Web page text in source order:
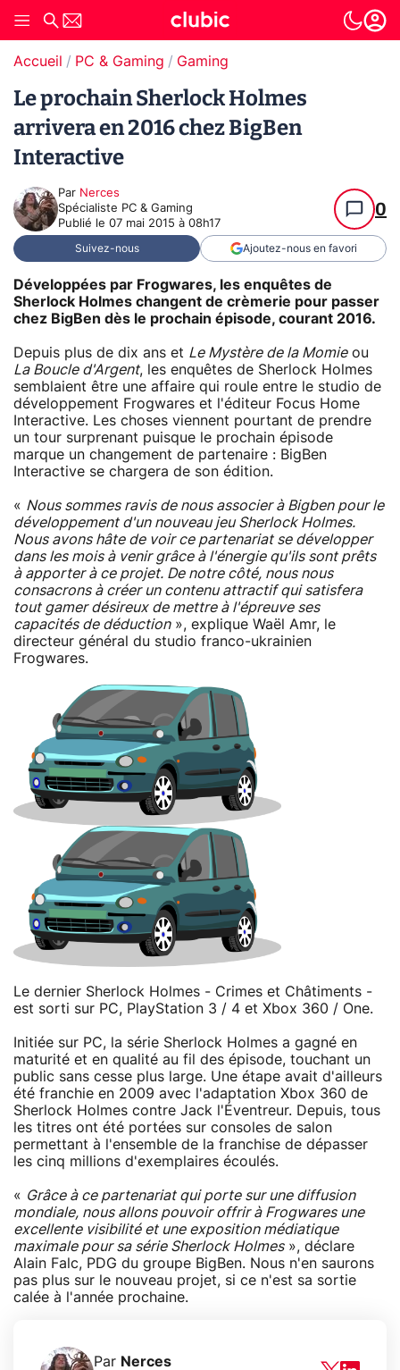
Accueil PC & Gaming Gaming
Le prochain Sherlock Holmes
arrivera en 2016 chez BigBen
Interactive
Par Nerces
Spécialiste PC & Gaming
Publié le 07 mai 2015 à 08h17
0
Suivez-nous Ajoutez-nous en favori
Développées par Frogwares, les enquêtes de
Sherlock Holmes changent de crèmerie pour passer
chez BigBen dès le prochain épisode, courant 2016.
Depuis plus de dix ans et Le Mystère de la Momieou
La Boucle d'Argent, les enquêtes de Sherlock Holmes
semblaient être une affaire qui roule entre le studio de
développement Frogwares et l'éditeur Focus Home
Interactive. Les choses viennent pourtant de prendre
un tour surprenant puisque le prochain épisode
marque un changement de partenaire : BigBen
Interactive se chargera de son édition.
« Nous sommes ravis de nous associer à Bigben pour le
développement d'un nouveau jeu Sherlock Holmes.
Nous avons hâte de voir ce partenariat se développer
dans les mois à venir grâce à l'énergie qu'ils sont prêts
à apporter à ce projet. De notre côté, nous nous
consacrons à créer un contenu attractif qui satisfera
tout gamer désireux de mettre à l'épreuve ses
capacités de déduction», explique Waël Amr, le
directeur général du studio franco-ukrainien
Frogwares.
Le dernier Sherlock Holmes - Crimes et Châtiments -
est sorti sur PC, PlayStation 3 / 4 et Xbox 360 / One.
Initiée sur PC, la série Sherlock Holmes a gagné en
maturité et en qualité au fil des épisode, touchant un
public sans cesse plus large. Une étape avait d'ailleurs
été franchie en 2009 avec l'adaptation Xbox 360 de
Sherlock Holmes contre Jack l'Éventreur. Depuis, tous
les titres ont été portées sur consoles de salon
permettant à l'ensemble de la franchise de dépasser
les cinq millions d'exemplaires écoulés.
« Grâce à ce partenariat qui porte sur une diffusion
mondiale, nous allons pouvoir offrir à Frogwares une
excellente visibilité et une exposition médiatique
maximale pour sa série Sherlock Holmes», déclare
Alain Falc, PDG du groupe BigBen. Nous n'en saurons
pas plus sur le nouveau projet, si ce n'est sa sortie
calée à l'année prochaine.
Par Nerces